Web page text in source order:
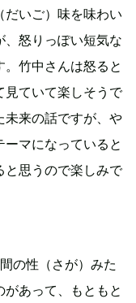
だいご）味を味わい
、怒りっぽい短気な
竹中さんは怒ると
見ていて楽しそうで
未来の話ですが、や
マになっていると
と思うので楽しみで
の性（さが）みた
あって、もともと